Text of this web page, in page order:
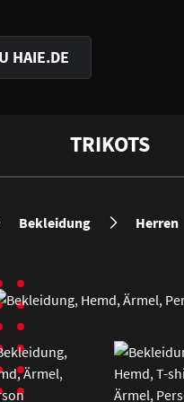
HAIE.DE
TRIKOTS
Bekleidung Herren